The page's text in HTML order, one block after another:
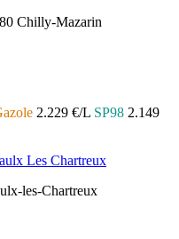
Chilly-Mazarin
2.229 €/L SP98 2.149
Les Chartreux
les-Chartreux